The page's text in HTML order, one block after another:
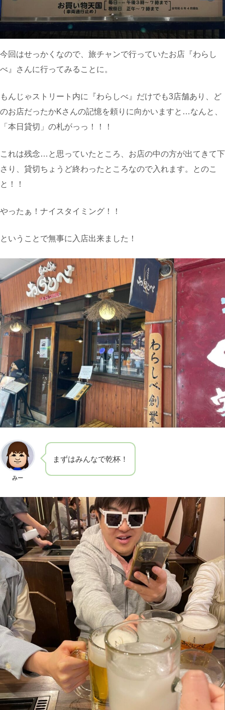
今回はせっかくなので、旅チャンで行っていたお店『わらし
べ』さんに行ってみることに。
もんじゃストリート内に『わらしべ』だけでも3店舗あり、ど
のお店だったかKさんの記憶を頼りに向かいますと…なんと、
「本日貸切」の札がっっ！！！
これは残念…と思っていたところ、お店の中の方が出てきて下
さり、貸切ちょうど終わったところなので入れます。とのこ
と！！
やったぁ！ナイスタイミング！！
ということで無事に入店出来ました！
みー
まずはみんなで乾杯！